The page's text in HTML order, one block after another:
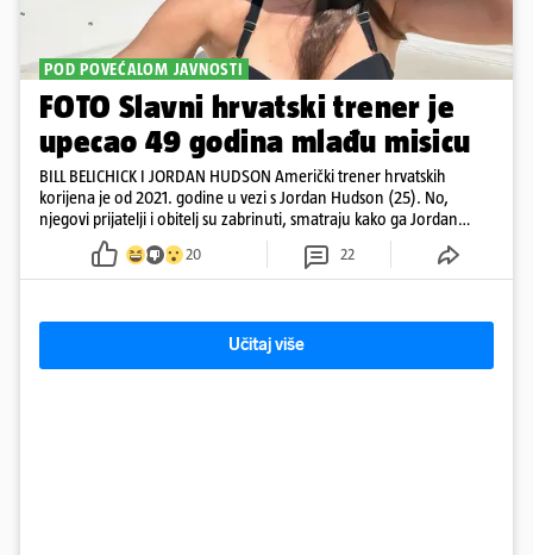
POD POVEĆALOM JAVNOSTI
FOTO Slavni hrvatski trener je
upecao 49 godina mlađu misicu
BILL BELICHICK I JORDAN HUDSON Američki trener hrvatskih
korijena je od 2021. godine u vezi s Jordan Hudson (25). No,
njegovi prijatelji i obitelj su zabrinuti, smatraju kako ga Jordan
kontrolira
20 22
Učitaj više